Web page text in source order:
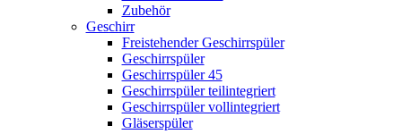
Zubehör
Geschirr
Freistehender Geschirrspüler
Geschirrspüler
Geschirrspüler 45
Geschirrspüler teilintegriert
Geschirrspüler vollintegriert
Gläserspüler